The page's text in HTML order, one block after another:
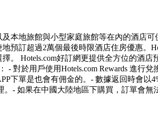
地旅館與小型家庭旅館等在內的酒店
訂超過2萬個最後時限酒店住房優惠。
Hotels.com好訂網更提供全方位的酒
對於用戶使用Hotels.com Rewards 進行
下單是也會有佣金的。- 數據返回時會以
- 如果在中國大陸地區下購買，訂單會無